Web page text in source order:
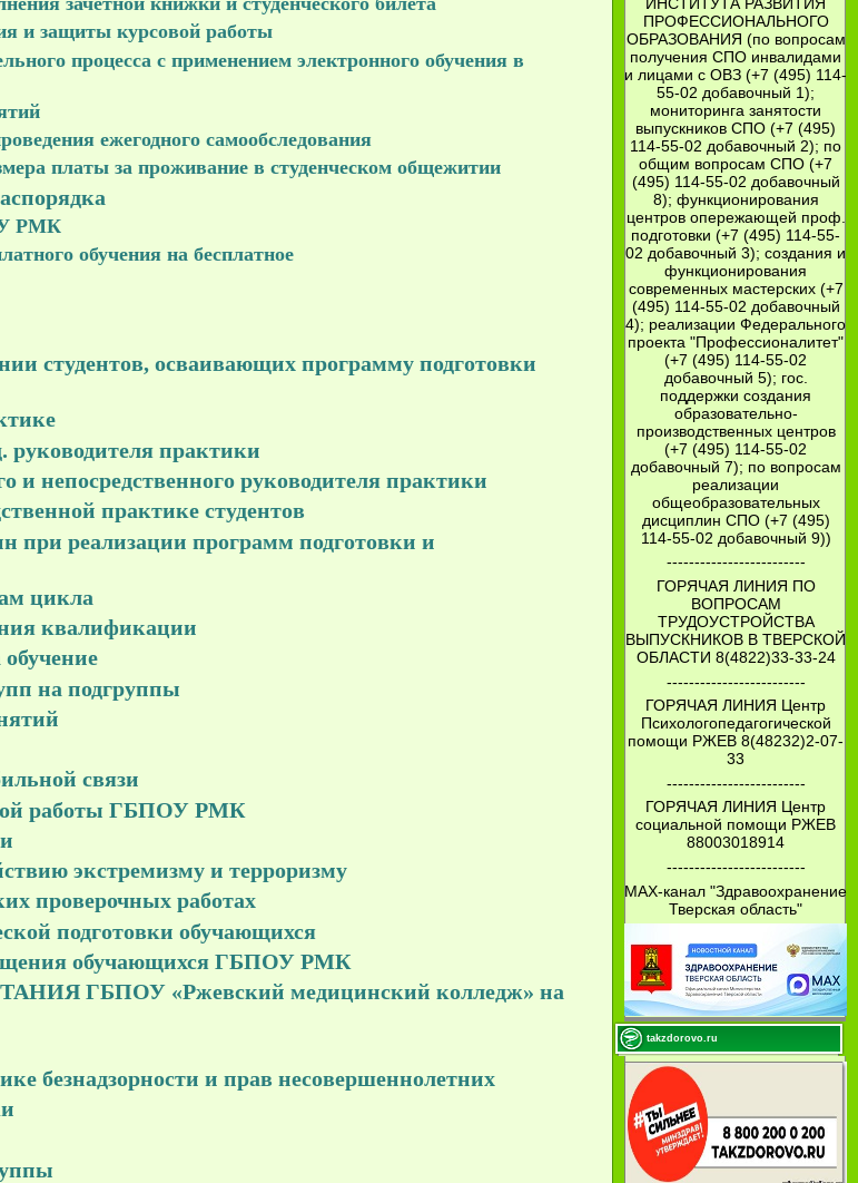
и защиты курсовой работы
процесса с применением электронного обучения в
ежегодного самообследования
платы за проживание в студенческом общежитии
РМК
обучения на бесплатное
студентов, осваивающих программу подготовки
руководителя практики
и непосредственного руководителя практики
практике студентов
при реализации программ подготовки и
цикла
квалификации
на подгруппы
связи
работы ГБПОУ РМК
экстремизму и терроризму
проверочных работах
подготовки обучающихся
обучающихся ГБПОУ РМК
ГБПОУ «Ржевский медицинский колледж» на
безнадзорности и прав несовершеннолетних
ПРОФЕССИОНАЛЬНОГО
ОБРАЗОВАНИЯ (по вопросам
получения СПО инвалидами
и лицами с ОВЗ (+7 (495) 114-
55-02 добавочный 1);
мониторинга занятости
выпускников СПО (+7 (495)
114-55-02 добавочный 2); по
общим вопросам СПО (+7
(495) 114-55-02 добавочный
8); функционирования
центров опережающей проф.
подготовки (+7 (495) 114-55-
02 добавочный 3); создания и
функционирования
современных мастерских (+7
(495) 114-55-02 добавочный
4); реализации Федерального
проекта "Профессионалитет"
(+7 (495) 114-55-02
добавочный 5); гос.
поддержки создания
образовательно-
производственных центров
(+7 (495) 114-55-02
добавочный 7); по вопросам
реализации
общеобразовательных
дисциплин СПО (+7 (495)
114-55-02 добавочный 9))
-------------------------
ГОРЯЧАЯ ЛИНИЯ ПО
ВОПРОСАМ
ТРУДОУСТРОЙСТВА
ВЫПУСКНИКОВ В ТВЕРСКОЙ
ОБЛАСТИ 8(4822)33-33-24
-------------------------
ГОРЯЧАЯ ЛИНИЯ Центр
Психологопедагогической
помощи РЖЕВ 8(48232)2-07-
33
-------------------------
ГОРЯЧАЯ ЛИНИЯ Центр
социальной помощи РЖЕВ
88003018914
-------------------------
МАХ-канал "Здравоохранение
Тверская область"
takzdorovo.ru